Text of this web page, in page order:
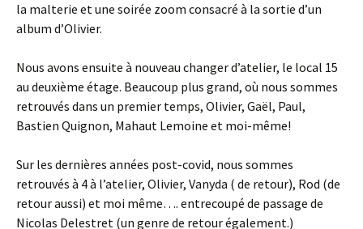
la malterie et une soirée zoom consacré à la sortie d’un
album d’Olivier.
Nous avons ensuite à nouveau changer d’atelier, le local 15
au deuxième étage. Beaucoup plus grand, où nous sommes
retrouvés dans un premier temps, Olivier, Gaël, Paul,
Bastien Quignon, Mahaut Lemoine et moi-même!
Sur les dernières années post-covid, nous sommes
retrouvés à 4 à l’atelier, Olivier, Vanyda ( de retour), Rod (de
retour aussi) et moi même…. entrecoupé de passage de
Nicolas Delestret (un genre de retour également.)